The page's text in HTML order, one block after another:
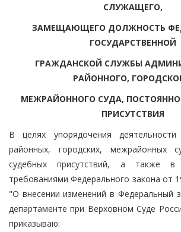
СЛУЖАЩЕГО,
ЗАМЕЩАЮЩЕГО ДОЛЖНОСТЬ
ГОСУДАРСТВЕННОЙ
ГРАЖДАНСКОЙ СЛУЖБЫ
РАЙОННОГО,
МЕЖРАЙОННОГО СУДА,
ПРИСУТСТВИЯ
В целях упорядочения деятельности
районных, городских, межрайонных
судебных присутствий, а также в
требованиями Федерального закона от
"О внесении изменений в Федеральный
департаменте при Верховном Суде
приказываю: